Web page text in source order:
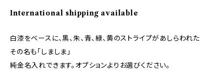
International shipping available
白漆をベースに、黒、朱、青、緑、黄のストライプがあしらわれた
その名も「しましま」
純金名入れできます。オプションよりお選びください。